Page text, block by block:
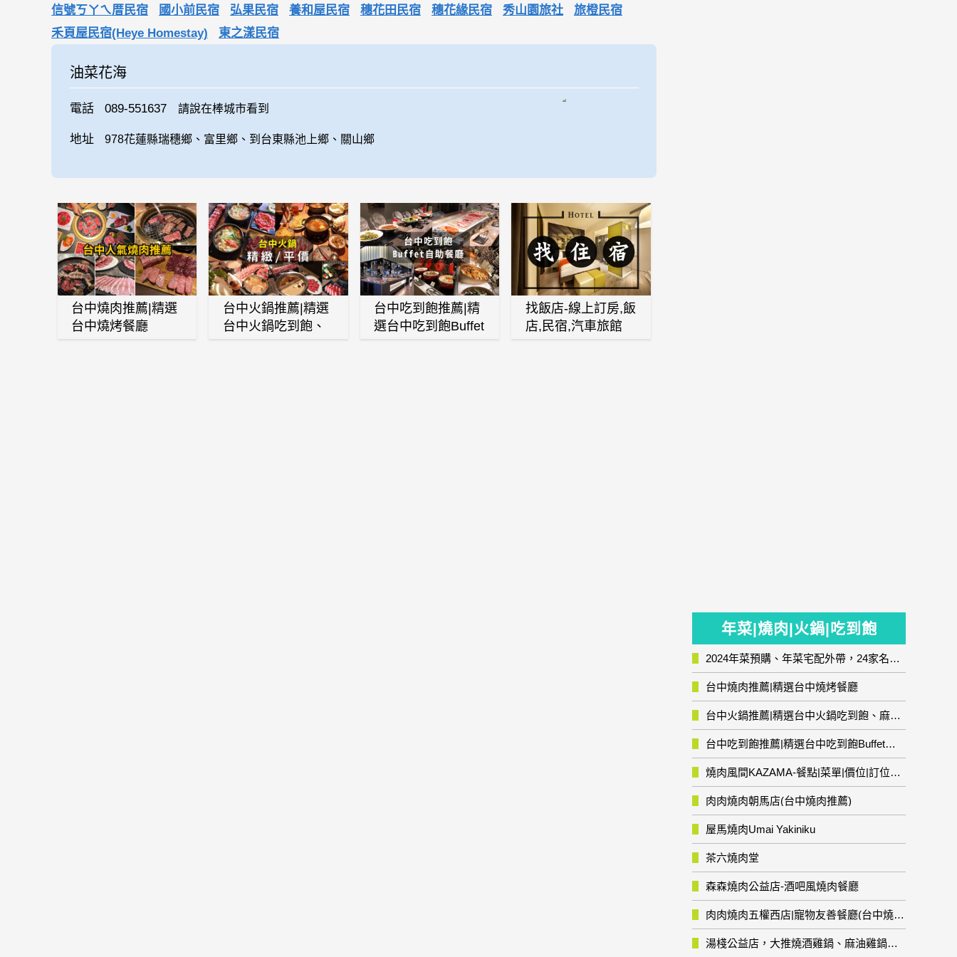
信號ㄎㄚㄟ厝民宿 國小前民宿 弘果民宿 養和屋民宿 穗花田民宿 穗花緣民宿 秀山園旅社
旅橙民宿
禾頁屋民宿(Heye Homestay)
東之漾民宿
油菜花海
電話 089-551637 請說在棒城市看到
地址 978花蓮縣瑞穗鄉、富里鄉、到台東縣池上鄉、關山鄉
台中燒肉推薦|精選
台中燒烤餐廳
台中火鍋推薦|精選
台中火鍋吃到飽、
台中吃到飽推薦|精
選台中吃到飽Buffet
找飯店-線上訂房,飯
店,民宿,汽車旅館
年菜|燒肉|火鍋|吃到飽
2024年菜預購、年菜宅配外帶，24家名店年菜推薦整理，圍爐輕鬆上菜團圓趣
台中燒肉推薦|精選台中燒烤餐廳
台中火鍋推薦|精選台中火鍋吃到飽、麻辣鍋、鴛鴦鍋、石頭火鍋、酸菜白肉鍋、海鮮鍋、燒酒雞、麻油雞、壽喜燒等熱門人氣火鍋店!
台中吃到飽推薦|精選台中吃到飽Buffet自助餐廳
燒肉風間KAZAMA-餐點|菜單|價位|訂位資訊
肉肉燒肉朝馬店(台中燒肉推薦)
屋馬燒肉Umai Yakiniku
茶六燒肉堂
森森燒肉公益店-酒吧風燒肉餐廳
肉肉燒肉五權西店|寵物友善餐廳(台中燒肉推薦)
湯棧公益店，大推燒酒雞鍋、麻油雞鍋暖暖有夠補